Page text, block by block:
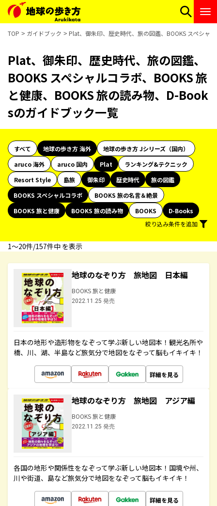
TOP ガイドブック Plat、御朱印、歴史時代、旅の図鑑、BOOKS スペシャ
Plat、御朱印、歴史時代、旅の図鑑、
BOOKS スペシャルコラボ、BOOKS 旅
と健康、BOOKS 旅の読み物、D-Book
sのガイドブック一覧
すべて 地球の歩き方 海外
地球の歩き方 Jシリーズ（国内）
aruco 海外
aruco 国内 Plat
ランキング&テクニック
Resort Style
島旅 御朱印 歴史時代
旅の図鑑
BOOKS スペシャルコラボ
BOOKS 旅の名言＆絶景
BOOKS 旅と健康
BOOKS 旅の読み物 BOOKS
D-Books
絞り込み条件を追加
1〜20件/157件中 を表示
地球のなぞり方 旅地図 日本編
BOOKS 旅と健康
2022.11.25 発売
日本の地形や造形物をなぞって学ぶ新しい地図本！観光名所や
橋、川、湖、半島など旅気分で地図をなぞって脳もイキイキ！
詳細を見る
地球のなぞり方 旅地図 アジア編
BOOKS 旅と健康
2022.11.25 発売
各国の地形や関係性をなぞって学ぶ新しい地図本！国境や州、
川や街道、島など旅気分で地図をなぞって脳もイキイキ！
詳細を見る